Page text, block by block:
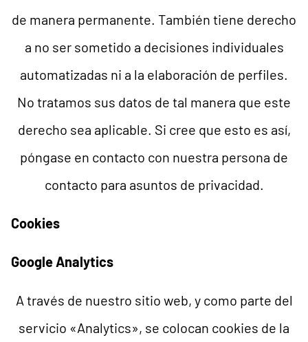
de manera permanente. También tiene derecho
a no ser sometido a decisiones individuales
automatizadas ni a la elaboración de perfiles.
No tratamos sus datos de tal manera que este
derecho sea aplicable. Si cree que esto es así,
póngase en contacto con nuestra persona de
contacto para asuntos de privacidad.
Cookies
Google Analytics
A través de nuestro sitio web, y como parte del
servicio «Analytics», se colocan cookies de la